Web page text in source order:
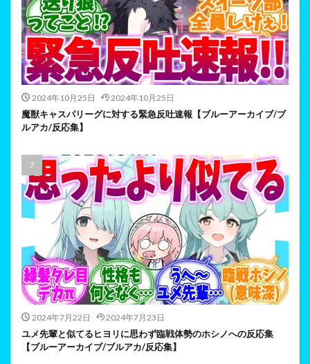
2024年10月25日 2024年10月25日
魔獣キャスパリーグに対する緊急反吐速報【ブルーアーカイブ/ブ
ルアカ/反応集】
2024年7月22日 2024年7月23日
ユメ先輩と似てるヒヨリに思わず臨戦体勢のホシノへの反応集
【ブルーアーカイブ/ブルアカ/反応集】